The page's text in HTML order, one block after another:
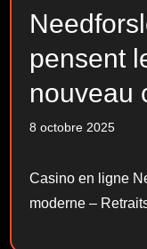
pensent
nouveau
8 octobre 2025
Casino en ligne
moderne –